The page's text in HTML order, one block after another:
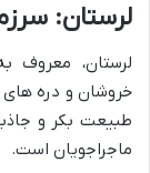
لرستان:
لرستان، معروف
خروشان و دره های
طبیعت بکر و
ماجراجویان است.